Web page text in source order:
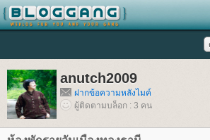
anutch2009
ฝากข้อความหลังไมค์
ผู้ติดตามบล็อก : 3 คน